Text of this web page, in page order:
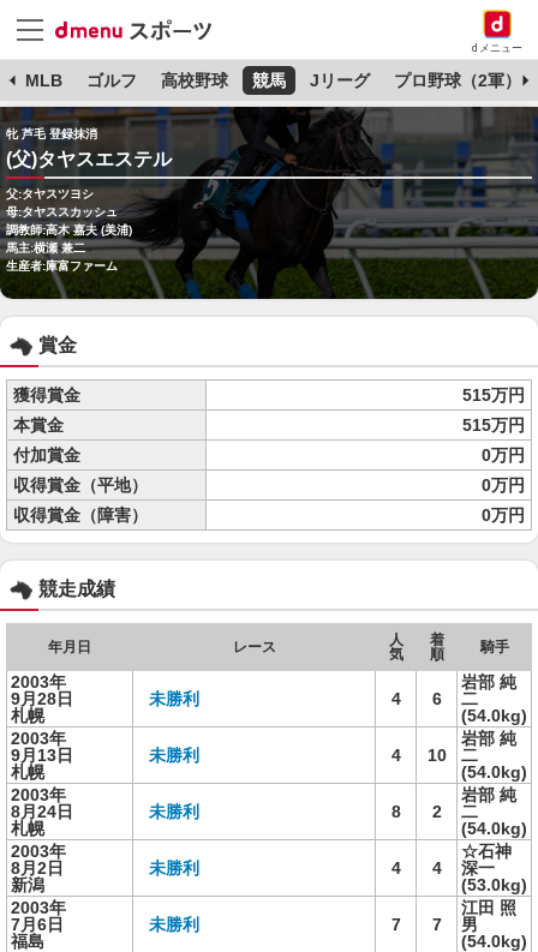
dメニュー
MLB ゴルフ 高校野球 競馬 Jリーグ プロ野球（2軍）
牝 芦毛 登録抹消
(父)タヤスエステル
父:タヤスツヨシ
母:タヤススカッシュ
調教師:高木 嘉夫 (美浦)
馬主:横瀬 兼二
生産者:庫富ファーム
賞金
獲得賞金
515万円
本賞金
515万円
付加賞金
0万円
収得賞金（平地）
0万円
収得賞金（障害）
0万円
競走成績
年月日 レース
人
気
着
順
騎手
2003年
9月28日
札幌
未勝利 4 6
岩部 純
二
(54.0kg)
2003年
9月13日
札幌
未勝利 4 10
岩部 純
二
(54.0kg)
2003年
8月24日
札幌
未勝利 8 2
岩部 純
二
(54.0kg)
2003年
8月2日
新潟
未勝利 4 4
☆石神
深一
(53.0kg)
2003年
7月6日
福島
未勝利 7 7
江田 照
男
(54.0kg)